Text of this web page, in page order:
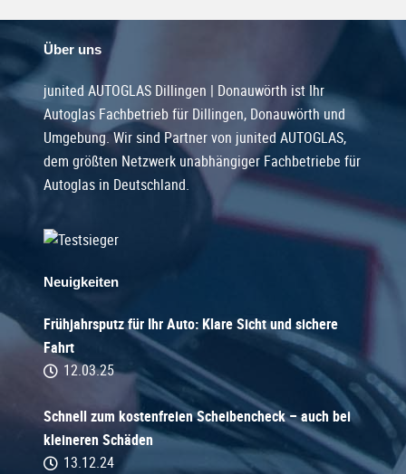
Über uns
junited AUTOGLAS Dillingen | Donauwörth ist Ihr
Autoglas Fachbetrieb für Dillingen, Donauwörth und
Umgebung. Wir sind Partner von junited AUTOGLAS,
dem größten Netzwerk unabhängiger Fachbetriebe für
Autoglas in Deutschland.
Neuigkeiten
Frühjahrsputz für Ihr Auto: Klare Sicht und sichere
Fahrt
12.03.25
Schnell zum kostenfreien Scheibencheck – auch bei
kleineren Schäden
13.12.24